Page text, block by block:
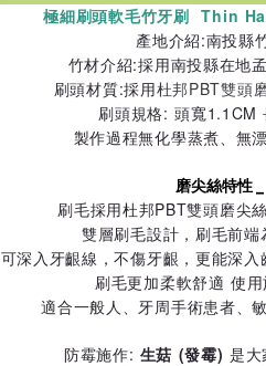
極細刷頭軟毛竹牙刷 Thin
產地介紹:南投縣
竹材介紹:採用南投縣在地
刷頭材質:採用杜邦PBT雙頭
刷頭規格: 頭寬1.1CM
製作過程無化學蒸煮、無
磨尖絲特性 _
刷毛採用杜邦PBT雙頭磨尖
雙層刷毛設計，刷毛前端
可深入牙齦線，不傷牙齦，更能深入
刷毛更加柔軟舒適 使用
適合一般人、牙周手術患者、
防霉施作: 生菇 (發霉) 是大